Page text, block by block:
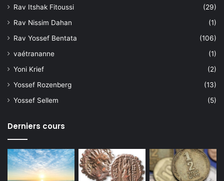
Rav Itshak Fitoussi
(29)
Rav Nissim Dahan
(1)
Rav Yossef Bentata
(106)
vaétrananne
(1)
Yoni Krief
(2)
Yossef Rozenberg
(13)
Yossef Sellem
(5)
Derniers cours